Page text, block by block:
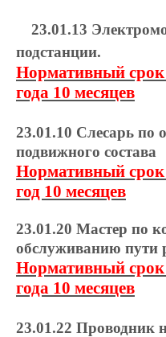
23.01.13
подстанции.
Нормативный срок
года 10 месяцев
23.01.10 Слесарь по
подвижного состава
Нормативный срок
год 10 месяцев
23.01.20 Мастер по
обслуживанию пути
Нормативный срок
года 10 месяцев
23.01.22 Проводник